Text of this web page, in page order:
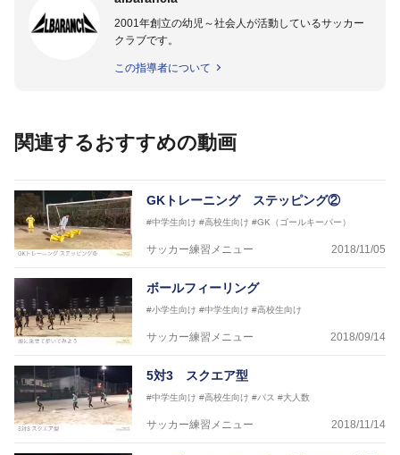
2001年創立の幼児～社会人が活動しているサッカー
クラブです。
この指導者について
関連するおすすめの動画
GKトレーニング ステッピング②
#中学生向け #高校生向け #GK（ゴールキーパー）
サッカー練習メニュー 2018/11/05
ボールフィーリング
#小学生向け #中学生向け #高校生向け
サッカー練習メニュー 2018/09/14
5対3 スクエア型
#中学生向け #高校生向け #パス #大人数
サッカー練習メニュー 2018/11/14